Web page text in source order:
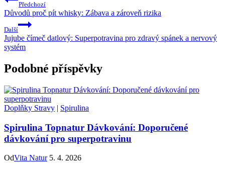
Předchozí
Důvodů proč pít whisky: Zábava a zároveň rizika
Další
Jujube čímeč datlový: Superpotravina pro zdravý spánek a nervový
systém
Podobné příspěvky
Doplňky Stravy | Spirulina
Spirulina Topnatur Dávkování: Doporučené
dávkování pro superpotravinu
OdVita Natur 5. 4. 2026